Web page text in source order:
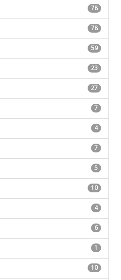
78
78
59
23
27
7
4
7
5
10
4
6
1
10